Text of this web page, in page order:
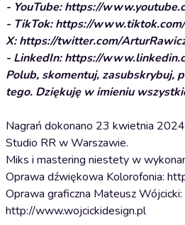
- YouTube: https://
- TikTok: https://
X: https://twitter.com/
- LinkedIn: https://
Polub, skomentuj, zasubskrybuj,
tego. Dziękuję w imieniu
Nagrań dokonano 23 kwietnia
Studio RR w Warszawie.
Miks i mastering niestety w
Oprawa dźwiękowa Kolorofonia:
Oprawa graficzna Mateusz Wójcicki:
http://www.wojcickidesign.pl